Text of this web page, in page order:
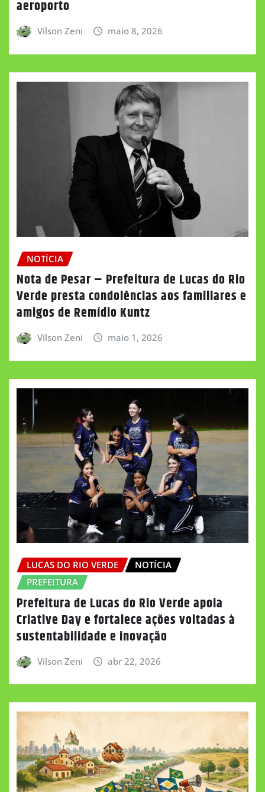
aeroporto
Vilson Zeni maio 8, 2026
NOTÍCIA
Nota de Pesar – Prefeitura de Lucas do Rio
Verde presta condolências aos familiares e
amigos de Remídio Kuntz
Vilson Zeni maio 1, 2026
LUCAS DO RIO VERDE
NOTÍCIA
PREFEITURA
Prefeitura de Lucas do Rio Verde apoia
Criative Day e fortalece ações voltadas à
sustentabilidade e inovação
Vilson Zeni abr 22, 2026